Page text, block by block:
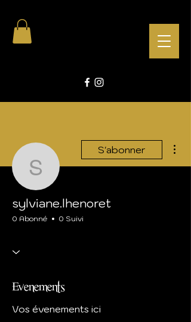
sylviane.lhenoret
S'abonner
sylviane.lhenoret
0 Abonné 0 Suivi
Evenements
Vos évenements ici